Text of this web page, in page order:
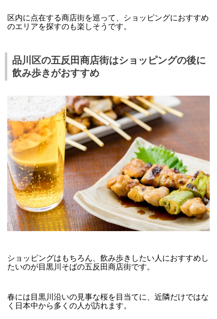
区内に点在する商店街を巡って、ショッピングにおすすめ
のエリアを探すのも楽しそうです。
品川区の五反田商店街はショッピングの後に
飲み歩きがおすすめ
ショッピングはもちろん、飲み歩きしたい人におすすめし
たいのが目黒川そばの五反田商店街です。
春には目黒川沿いの見事な桜を目当てに、近隣だけではな
く日本中から多くの人が訪れます。